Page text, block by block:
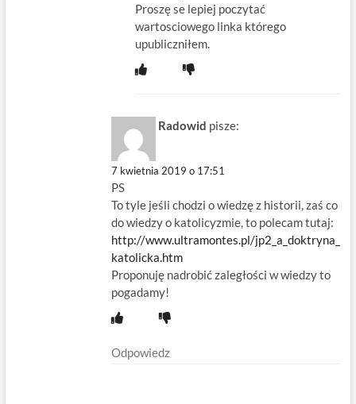
Proszę se lepiej poczytać
wartosciowego linka którego
upubliczniłem.
Radowid pisze:
7 kwietnia 2019 o 17:51
PS
To tyle jeśli chodzi o wiedzę z historii, zaś co
do wiedzy o katolicyzmie, to polecam tutaj:
http://www.ultramontes.pl/jp2_a_doktryna_
katolicka.htm
Proponuję nadrobić zaległości w wiedzy to
pogadamy!
Odpowiedz